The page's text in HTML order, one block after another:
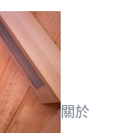
關於